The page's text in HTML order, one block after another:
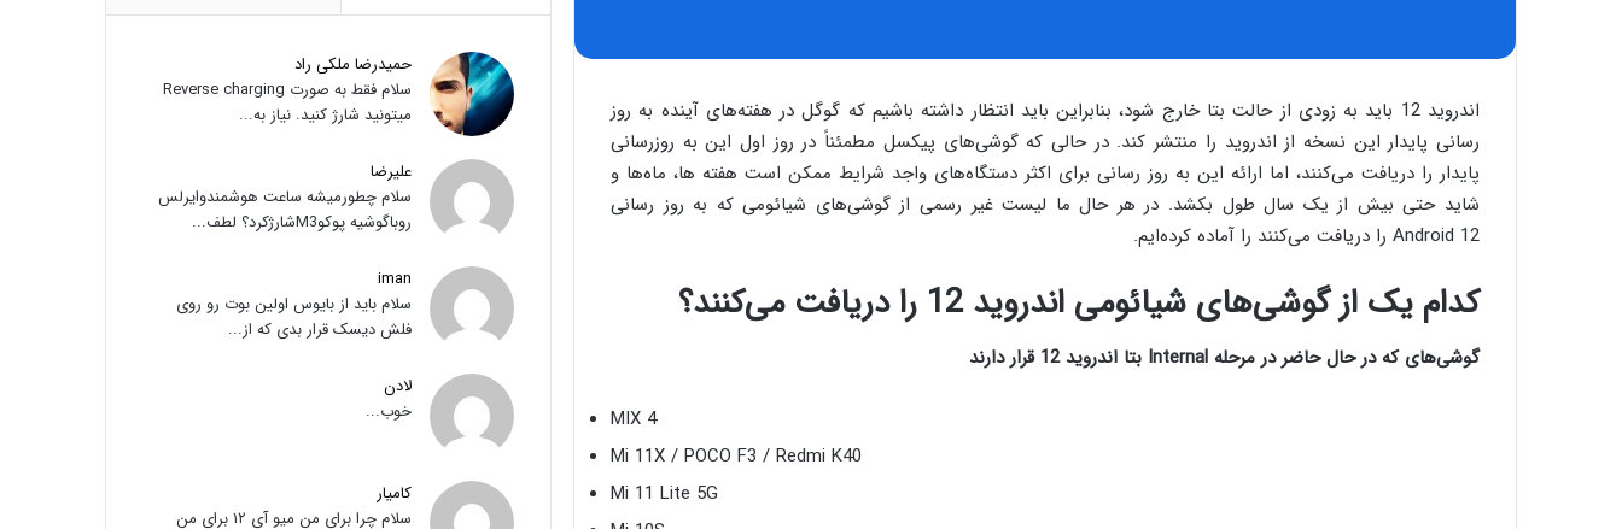
اندروید 12 باید به زودی از حالت بتا خارج شود، بنابراین باید انتظار داشته باشیم که گوگل در هفته‌های آینده به روز
رسانی پایدار این نسخه از اندروید را منتشر کند. در حالی که گوشی‌های پیکسل مطمئناً در روز اول این به روزرسانی
پایدار را دریافت می‌کنند، اما ارائه این به روز رسانی برای اکثر دستگاه‌های واجد شرایط ممکن است هفته ها، ماه‌ها و
شاید حتی بیش از یک سال طول بکشد. در هر حال ما لیست غیر رسمی از گوشی‌های شیائومی که به روز رسانی
Android 12 را دریافت می‌کنند را آماده کرده‌ایم.
کدام یک از گوشی‌‌های شیائومی اندروید 12 را دریافت می‌کنند؟
گوشی‌های که در حال حاضر در مرحله Internal بتا اندروید 12 قرار دارند
MIX 4
Mi 11X / POCO F3 / Redmi K40
Mi 11 Lite 5G
حمیدرضا ملکی راد
سلام فقط به صورت Reverse charging
میتونید شارژ کنید. نیاز به...
علیرضا
سلام چطورمیشه ساعت هوشمندوایرلس
روباگوشیه پوکوM3شارژکرد؟ لطف...
iman
سلام باید از بایوس اولین بوت رو روی
فلش دیسک قرار بدی که از...
لادن
خوب...
کامیار
سلام چرا برای من میو آی ۱۲ برای من